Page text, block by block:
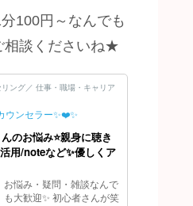
100円～なんでも
相談くださいね★